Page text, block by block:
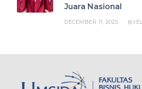
Juara Nasional
DECEMBER 11, 2025 BY